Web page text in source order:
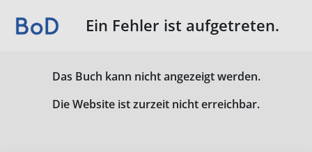
Ein Fehler ist aufgetreten.
Das Buch kann nicht angezeigt werden.
Die Website ist zurzeit nicht erreichbar.